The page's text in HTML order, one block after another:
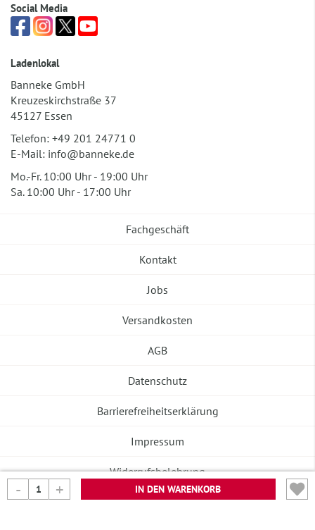
IN DEN WARENKORB
Social Media
Ladenlokal
Banneke GmbH
Kreuzeskirchstraße 37
45127 Essen
Telefon: +49 201 24771 0
E-Mail: info@banneke.de
Mo.-Fr. 10:00 Uhr - 19:00 Uhr
Sa. 10:00 Uhr - 17:00 Uhr
Fachgeschäft
Kontakt
Jobs
Versandkosten
AGB
Datenschutz
Barrierefreiheitserklärung
Impressum
Widerrufsbelehrung
Vertrag widerrufen